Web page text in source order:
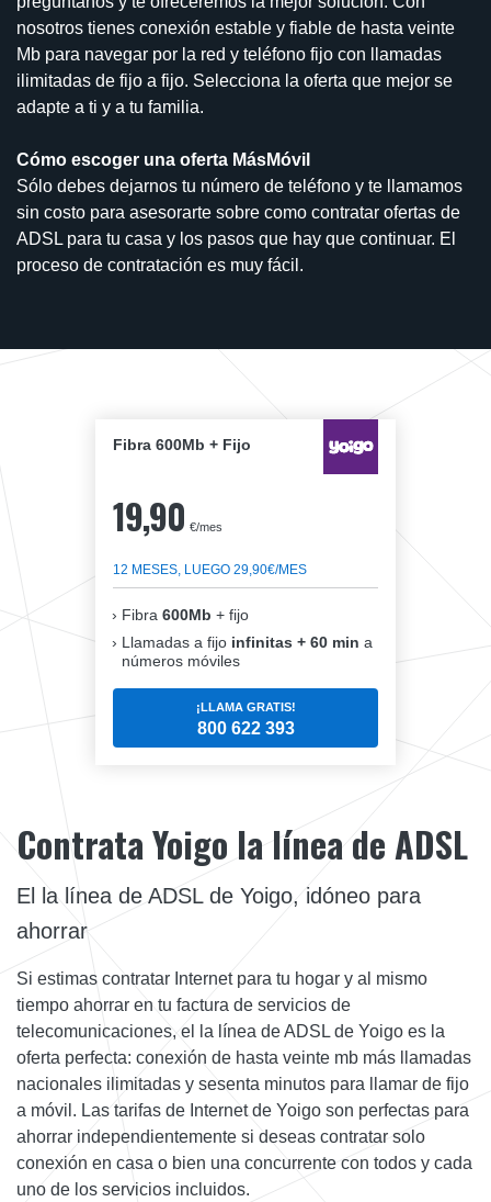
nosotros tienes conexión estable y fiable de hasta veinte
Mb para navegar por la red y teléfono fijo con llamadas
ilimitadas de fijo a fijo. Selecciona la oferta que mejor se
adapte a ti y a tu familia.
Cómo escoger una oferta MásMóvil
Sólo debes dejarnos tu número de teléfono y te llamamos
sin costo para asesorarte sobre como contratar ofertas de
ADSL para tu casa y los pasos que hay que continuar. El
proceso de contratación es muy fácil.
Fibra 600Mb + Fijo
19,90 €/mes
12 MESES, LUEGO 29,90€/MES
Fibra 600Mb + fijo
Llamadas a fijo infinitas + 60 min a
números móviles
¡LLAMA GRATIS!
800 622 393
Contrata Yoigo la línea de ADSL
El la línea de ADSL de Yoigo, idóneo para
ahorrar
Si estimas contratar Internet para tu hogar y al mismo
tiempo ahorrar en tu factura de servicios de
telecomunicaciones, el la línea de ADSL de Yoigo es la
oferta perfecta: conexión de hasta veinte mb más llamadas
nacionales ilimitadas y sesenta minutos para llamar de fijo
a móvil. Las tarifas de Internet de Yoigo son perfectas para
ahorrar independientemente si deseas contratar solo
conexión en casa o bien una concurrente con todos y cada
uno de los servicios incluidos.